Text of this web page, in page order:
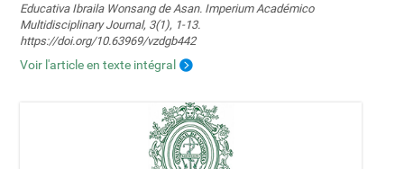
Educativa Ibraila Wonsang de Asan. Imperium Académico
Multidisciplinary Journal, 3(1), 1-13.
https://doi.org/10.63969/vzdgb442
Voir l'article en texte intégral